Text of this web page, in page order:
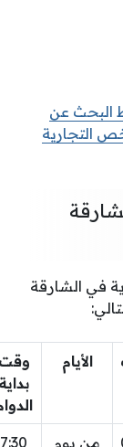
البحث عن
التجارية
في الشارقة
الأيام
من يوم
7:30